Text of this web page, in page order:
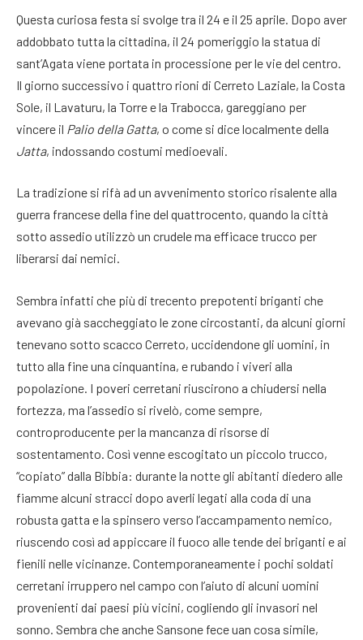
Questa curiosa festa si svolge tra il 24 e il 25 aprile. Dopo aver
addobbato tutta la cittadina, il 24 pomeriggio la statua di
sant’Agata viene portata in processione per le vie del centro.
Il giorno successivo i quattro rioni di Cerreto Laziale, la Costa
Sole, il Lavaturu, la Torre e la Trabocca, gareggiano per
vincere il Palio della Gatta, o come si dice localmente della
Jatta, indossando costumi medioevali.
La tradizione si rifà ad un avvenimento storico risalente alla
guerra francese della fine del quattrocento, quando la città
sotto assedio utilizzò un crudele ma efficace trucco per
liberarsi dai nemici.
Sembra infatti che più di trecento prepotenti briganti che
avevano già saccheggiato le zone circostanti, da alcuni giorni
tenevano sotto scacco Cerreto, uccidendone gli uomini, in
tutto alla fine una cinquantina, e rubando i viveri alla
popolazione. I poveri cerretani riuscirono a chiudersi nella
fortezza, ma l’assedio si rivelò, come sempre,
controproducente per la mancanza di risorse di
sostentamento. Così venne escogitato un piccolo trucco,
“copiato” dalla Bibbia: durante la notte gli abitanti diedero alle
fiamme alcuni stracci dopo averli legati alla coda di una
robusta gatta e la spinsero verso l’accampamento nemico,
riuscendo così ad appiccare il fuoco alle tende dei briganti e ai
fienili nelle vicinanze. Contemporaneamente i pochi soldati
cerretani irruppero nel campo con l’aiuto di alcuni uomini
provenienti dai paesi più vicini, cogliendo gli invasori nel
sonno. Sembra che anche Sansone fece uan cosa simile,